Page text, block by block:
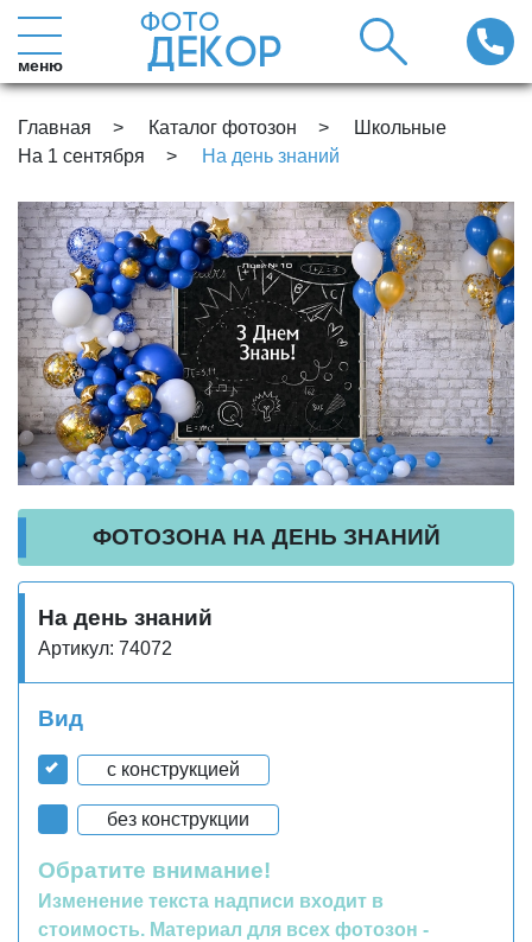
меню
Главная Каталог фотозон
Школьные
На 1 сентября
На день знаний
ФОТОЗОНА НА ДЕНЬ ЗНАНИЙ
На день знаний
Артикул: 74072
Вид
с конструкцией
без конструкции
Обратите внимание!
Изменение текста надписи входит в
стоимость. Материал для всех фотозон -